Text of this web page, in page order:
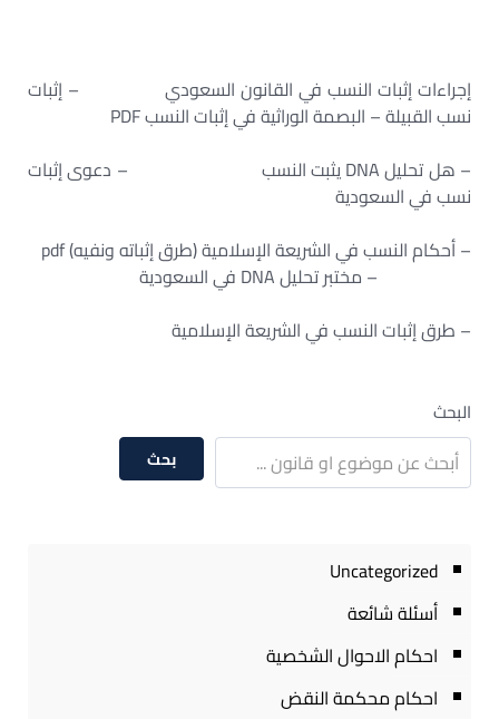
إجراءات إثبات النسب في القانون السعودي – إثبات
نسب القبيلة – البصمة الوراثية في إثبات النسب PDF
– هل تحليل DNA يثبت النسب – دعوى إثبات
نسب في السعودية
– مختبر تحليل DNA في السعودية
– طرق إثبات النسب في الشريعة الإسلامية
البحث
بحث
Uncategorized
أسئلة شائعة
احكام الاحوال الشخصية
احكام محكمة النقض